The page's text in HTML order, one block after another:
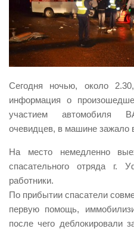
Виды деятельности
Обслуживание опасных
Оказание платных
Памятки населению
Как стать спасателем
Уголок гражданской обороны
Пресс-центр
СМИ о нас
Конкурсы
Сегодня ночью, около
информация о
участием автомобиля
очевидцев, в машине зажало
На место немедленно
спасательного отряда
работники.
По прибытии спасатели
первую помощь,
после чего деблокировали